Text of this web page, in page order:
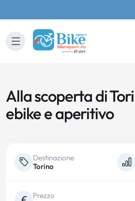
Alla scoperta di
ebike e aperitivo
Destinazione
Torino
Prezzo